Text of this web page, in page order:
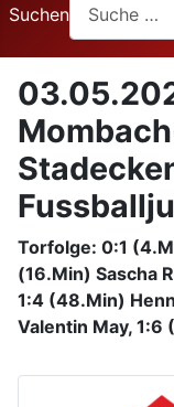
Suchen
Torfolge: 0:1
(16.Min) Sascha
1:4 (48.Min)
Valentin May,